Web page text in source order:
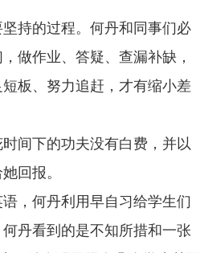
持的过程。何丹和同事们必
做作业、答疑、查漏补缺，
板、努力追赶，才有缩小差
下的功夫没有白费，并以
回报。
何丹利用早自习给学生们
丹看到的是不知所措和一张